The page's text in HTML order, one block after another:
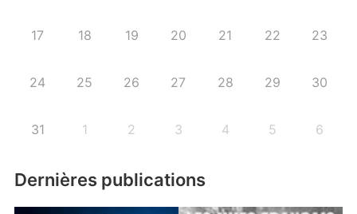
17 18 19 20 21 22 23
24 25 26 27 28 29 30
31 1 2 3 4 5 6
Dernières publications